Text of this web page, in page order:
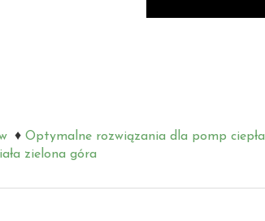
Optymalne rozwiązania dla pomp ciepła
zielona góra